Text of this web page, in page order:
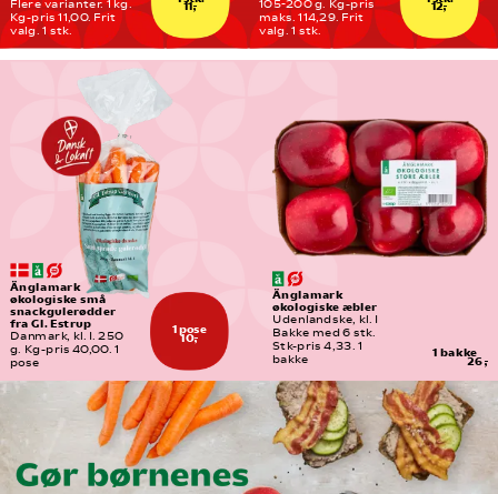
11,-
Flere varianter. 1 kg.
Kg-pris 11,00. Frit
valg. 1 stk.
12,-
105-200 g. Kg-pris
maks. 114,29. Frit
valg. 1 stk.
1 pose
10,-
Änglamark
økologiske små
snackgulerødder
fra Gl. Estrup
Danmark, kl. I. 250
g. Kg-pris 40,00. 1
pose
1 bakke
26,-
Änglamark
økologiske æbler
Udenlandske, kl. I
Bakke med 6 stk.
Stk-pris 4,33. 1
bakke